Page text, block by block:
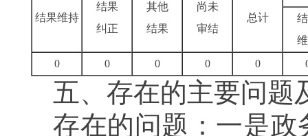
结果维持
结果
纠正
其他
结果
尚未
审结
总计
0
0 0 0 0
五、存在的主要问题
存在的问题：一是